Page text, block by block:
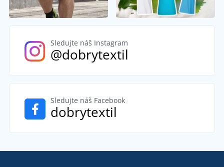
Sledujte náš Instagram
@dobrytextil
Sledujte náš Facebook
dobrytextil